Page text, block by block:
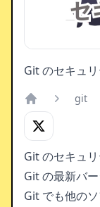
Git のセキュ
Home
git
Git のセキュ
Git の最新バ
Git でも他の